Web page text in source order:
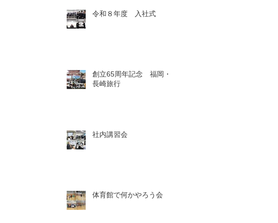
令和８年度 入社式
創立65周年記念 福岡・
長崎旅行
社内講習会
体育館で何かやろう会